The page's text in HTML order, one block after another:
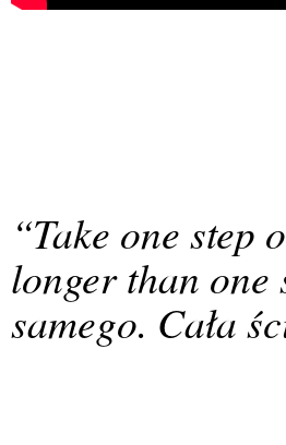
“Take one step
longer than
samego. Cała